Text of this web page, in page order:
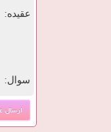
عقیده:
سوال: